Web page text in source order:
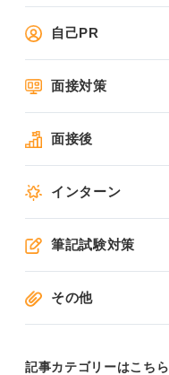
自己PR
面接対策
面接後
インターン
筆記試験対策
その他
記事カテゴリーはこちら